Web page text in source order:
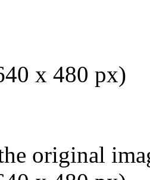
x 480 px)
original